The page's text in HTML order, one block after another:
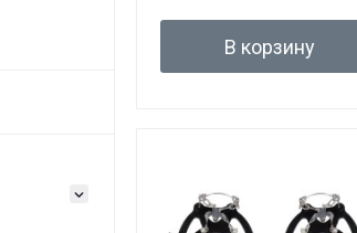
В корзину